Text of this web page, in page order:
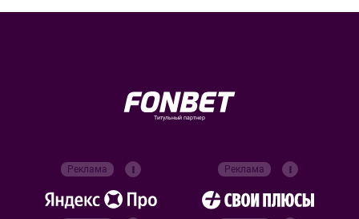
Титульный партнер
Реклама Реклама